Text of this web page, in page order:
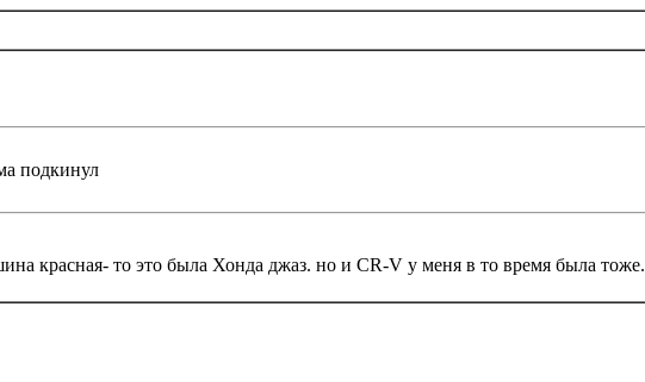
подкинул
красная- то это была Хонда джаз. но и CR-V у меня в то время была тоже.